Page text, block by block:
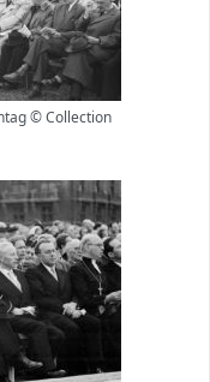
© Collection